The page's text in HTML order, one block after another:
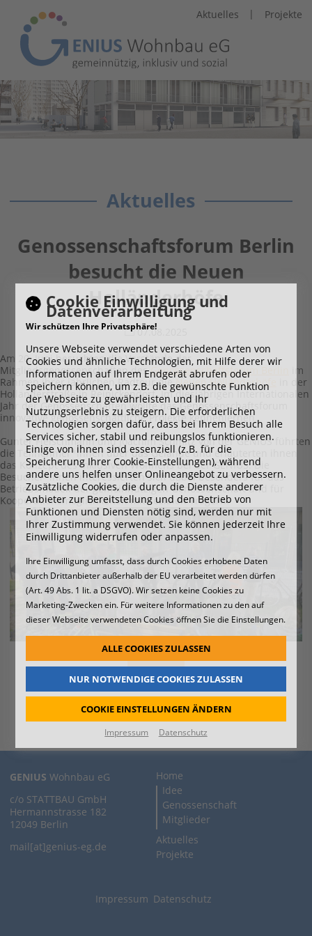
Aktuelles | Projekte
Aktuelles
Genossenschaftsforum Berlin
besucht die Neuen
Holländerhöfe
07.08.2025
Am 20. Juni besuchten die Vorstände der
Mitgliedsgenossenschaften desGenossenschaftsforum Berlin
im
Rahmen ihrer jährlichen Radtour dieNeuen Holländerhöfe
in der
Holländerstraße in Reinickendorf. Im diesjährigen Internationalen
Jahr der Genossenschaften wollte das Genossenschaftsforum
innovative genossenschaftliche Projekte kennenlernen.
Gunter Fleischmann und Joachim Schmitz von der GENIUS führten
die Teilnehmer*innen über das Gelände und erläuterten ihnen
das Konzept des Inklusiven Wohnens bei der GENIUS. Die
Besucher*innen interessierten sich dabei besonders für das
Betriebsmodell der gemeinnützigen Genossenschaft und für
Kooperationsmöglichkeiten mit sozialen Trägern.
Nächste
GENIUSWohnbau eG
c/o STATTBAU GmbH
Hermannstrasse 182
12049 Berlin
mail[at]genius-eg.de
Home
Idee
Genossenschaft
Mitglieder
Aktuelles
Projekte
Impressum Datenschutz
Cookie Einwilligung und
Datenverarbeitung
Wir schützen Ihre Privatsphäre!
Unsere Webseite verwendet verschiedene Arten von
Cookies und ähnliche Technologien, mit Hilfe derer wir
Informationen auf Ihrem Endgerät abrufen oder
speichern können, um z.B. die gewünschte Funktion
der Webseite zu gewährleisten und Ihr
Nutzungserlebnis zu steigern. Die erforderlichen
Technologien sorgen dafür, dass bei Ihrem Besuch alle
Services sicher, stabil und reibungslos funktionieren.
Einige von ihnen sind essenziell (z.B. für die
Speicherung Ihrer Cookie-Einstellungen), während
andere uns helfen unser Onlineangebot zu verbessern.
Zusätzliche Cookies, die durch die Dienste anderer
Anbieter zur Bereitstellung und den Betrieb von
Funktionen und Diensten nötig sind, werden nur mit
Ihrer Zustimmung verwendet. Sie können jederzeit Ihre
Einwilligung widerrufen oder anpassen.
Ihre Einwilligung umfasst, dass durch Cookies erhobene Daten
durch Drittanbieter außerhalb der EU verarbeitet werden dürfen
(Art. 49 Abs. 1 lit. a DSGVO). Wir setzen keine Cookies zu
Marketing-Zwecken ein. Für weitere Informationen zu den auf
dieser Webseite verwendeten Cookies öffnen Sie die Einstellungen.
ALLE COOKIES ZULASSEN
NUR NOTWENDIGE COOKIES ZULASSEN
COOKIE EINSTELLUNGEN ÄNDERN
Impressum Datenschutz